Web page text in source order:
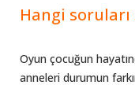
Hangi soruları
Oyun çocuğun
anneleri durumun